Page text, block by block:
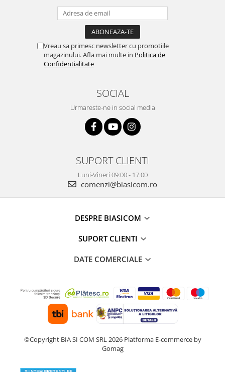
Vreau sa primesc newsletter cu promotiile
magazinului. Afla mai multe in Politica de
Confidentialitate
SOCIAL
Urmareste-ne in social media
SUPORT CLIENTI
Luni-Vineri 09:00 - 17:00
comenzi@biasicom.ro
DESPRE BIASICOM
SUPORT CLIENTI
DATE COMERCIALE
©Copyright BIA SI COM SRL 2026 Platforma E-commerce by
Gomag